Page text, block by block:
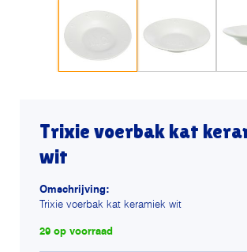
Trixie voerbak kat
wit
Omschrijving:
Trixie voerbak kat keramiek wit
29 op voorraad